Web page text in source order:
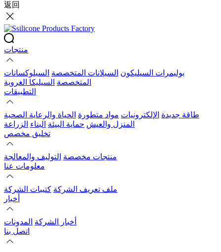
返回
منتجات
بوليمرات السيليكون السيلانات المتخصصة السيلوكسانات
المتخصصة السيليكا الغروية
التطبيقات
طاقة جديدة الإلكترونيات مواد متطورة الحياة والرعاية الصحية
المنزل والعيش حماية البيئة البناء الزراعة
تخليق مخصص
منتجات مخصصة التوليف والمعالجة
معلومات عنا
ملف تعريف الشركة كتيبات الشركة
أخبار
أخبار الشركة المدونات
اتصل بنا